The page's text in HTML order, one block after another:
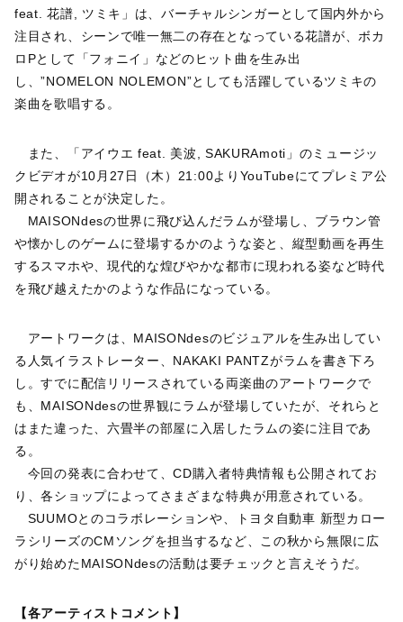
feat. 花譜, ツミキ」は、バーチャルシンガーとして国内外から
注目され、シーンで唯一無二の存在となっている花譜が、ボカ
ロPとして「フォニイ」などのヒット曲を生み出
し、”NOMELON NOLEMON”としても活躍しているツミキの
楽曲を歌唱する。
また、「アイウエ feat. 美波, SAKURAmoti」のミュージッ
クビデオが10月27日（木）21:00よりYouTubeにてプレミア公
開されることが決定した。
MAISONdesの世界に飛び込んだラムが登場し、ブラウン管
や懐かしのゲームに登場するかのような姿と、縦型動画を再生
するスマホや、現代的な煌びやかな都市に現われる姿など時代
を飛び越えたかのような作品になっている。
アートワークは、MAISONdesのビジュアルを生み出してい
る人気イラストレーター、NAKAKI PANTZがラムを書き下ろ
し。すでに配信リリースされている両楽曲のアートワークで
も、MAISONdesの世界観にラムが登場していたが、それらと
はまた違った、六畳半の部屋に入居したラムの姿に注目であ
る。
今回の発表に合わせて、CD購入者特典情報も公開されてお
り、各ショップによってさまざまな特典が用意されている。
SUUMOとのコラボレーションや、トヨタ自動車 新型カロー
ラシリーズのCMソングを担当するなど、この秋から無限に広
がり始めたMAISONdesの活動は要チェックと言えそうだ。
【各アーティストコメント】